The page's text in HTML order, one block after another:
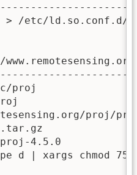
/etc/ld.so.conf.d/
proj
proj/
4.5.0
d | xargs chmod 755